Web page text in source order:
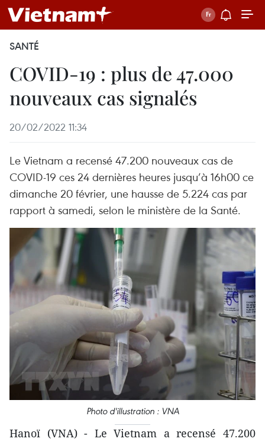
SANTÉ
COVID-19 : plus de 47.000
nouveaux cas signalés
20/02/2022 11:34
Le Vietnam a recensé 47.200 nouveaux cas de
COVID-19 ces 24 dernières heures jusqu’à 16h00 ce
dimanche 20 février, une hausse de 5.224 cas par
rapport à samedi, selon le ministère de la Santé.
Photo d'illustration : VNA
Hanoï (VNA) - Le Vietnam a recensé 47.200